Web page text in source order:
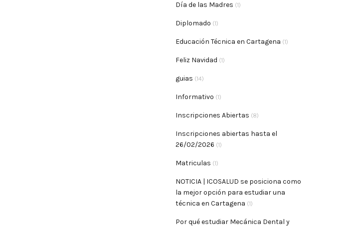
Día de las Madres (1)
Diplomado (1)
Educación Técnica en Cartagena (1)
Feliz Navidad (1)
guias (14)
Informativo (1)
Inscripciones Abiertas (8)
Inscripciones abiertas hasta el
26/02/2026 (1)
Matriculas (1)
NOTICIA | ICOSALUD se posiciona como
la mejor opción para estudiar una
técnica en Cartagena (1)
Por qué estudiar Mecánica Dental y